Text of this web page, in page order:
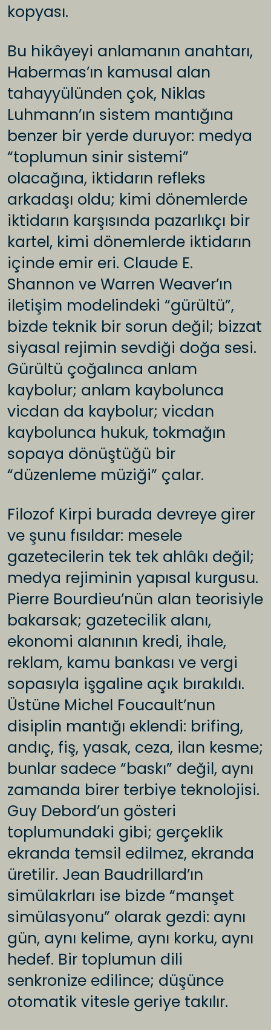
kopyası.
Bu hikâyeyi anlamanın anahtarı,
Habermas’ın kamusal alan
tahayyülünden çok, Niklas
Luhmann’ın sistem mantığına
benzer bir yerde duruyor: medya
“toplumun sinir sistemi”
olacağına, iktidarın refleks
arkadaşı oldu; kimi dönemlerde
iktidarın karşısında pazarlıkçı bir
kartel, kimi dönemlerde iktidarın
içinde emir eri. Claude E.
Shannon ve Warren Weaver’ın
iletişim modelindeki “gürültü”,
bizde teknik bir sorun değil; bizzat
siyasal rejimin sevdiği doğa sesi.
Gürültü çoğalınca anlam
kaybolur; anlam kaybolunca
vicdan da kaybolur; vicdan
kaybolunca hukuk, tokmağın
sopaya dönüştüğü bir
“düzenleme müziği” çalar.
Filozof Kirpi burada devreye girer
ve şunu fısıldar: mesele
gazetecilerin tek tek ahlâkı değil;
medya rejiminin yapısal kurgusu.
Pierre Bourdieu’nün alan teorisiyle
bakarsak; gazetecilik alanı,
ekonomi alanının kredi, ihale,
reklam, kamu bankası ve vergi
sopasıyla işgaline açık bırakıldı.
Üstüne Michel Foucault’nun
disiplin mantığı eklendi: brifing,
andıç, fiş, yasak, ceza, ilan kesme;
bunlar sadece “baskı” değil, aynı
zamanda birer terbiye teknolojisi.
Guy Debord’un gösteri
toplumundaki gibi; gerçeklik
ekranda temsil edilmez, ekranda
üretilir. Jean Baudrillard’ın
simülakrları ise bizde “manşet
simülasyonu” olarak gezdi: aynı
gün, aynı kelime, aynı korku, aynı
hedef. Bir toplumun dili
senkronize edilince; düşünce
otomatik vitesle geriye takılır.